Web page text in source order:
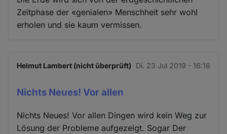
Zeitphase der «genialen» Menschheit sehr wohl
erholen und sie kaum vermissen.
Helmut Lambert (nicht überprüft) Di. 23 Jul 2019 - 16:18
Nichts Neues! Vor allen
Nichts Neues! Vor allen Dingen wird kein Weg zur
Lösung der Probleme aufgezeigt. Sogar Der